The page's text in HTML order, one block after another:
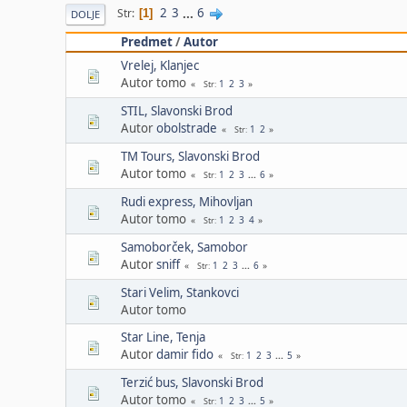
DOLJE Str 1 2 3 ... 6
Predmet/Autor
Vrelej, Klanjec
Autor tomo
Str 1 2 3
STIL, Slavonski Brod
Autorobolstrade Str 1 2
TM Tours, Slavonski Brod
Autor tomo
Str 1 2 3 ... 6
Rudi express, Mihovljan
Autor tomo
Str 1 2 3 4
Samoborček, Samobor
Autorsniff Str 1 2 3 ... 6
Stari Velim, Stankovci
Autor tomo
Star Line, Tenja
Autordamir fido Str 1 2 3 ... 5
Terzić bus, Slavonski Brod
Autor tomo
Str 1 2 3 ... 5